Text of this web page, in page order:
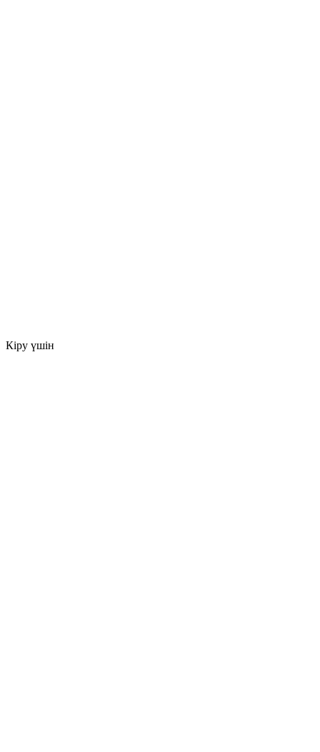
Кіру үшін